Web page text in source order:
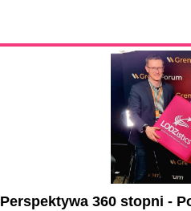
Perspektywa 360 stopni -